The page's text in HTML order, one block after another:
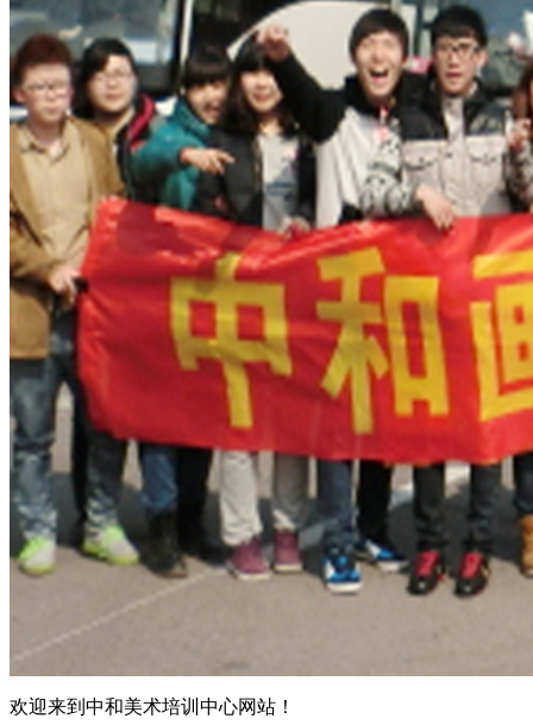
欢迎来到中和美术培训中心网站！